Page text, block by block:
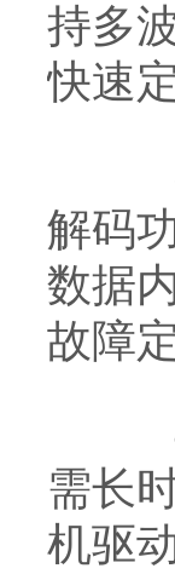
持多
快速
3.
解码
数据
故障
4.
需长
机驱